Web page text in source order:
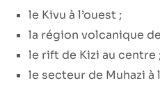
le Kivu à l’ouest ;
la région volcanique
le rift de Kizi au centre ;
le secteur de Muhazi à